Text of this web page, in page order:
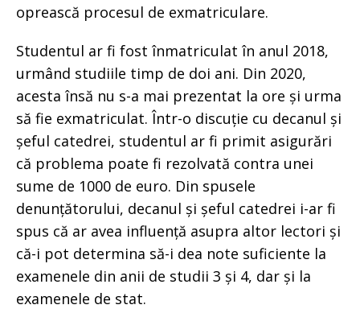
oprească procesul de exmatriculare.
Studentul ar fi fost înmatriculat în anul 2018,
urmând studiile timp de doi ani. Din 2020,
acesta însă nu s-a mai prezentat la ore și urma
să fie exmatriculat. Într-o discuție cu decanul și
șeful catedrei, studentul ar fi primit asigurări
că problema poate fi rezolvată contra unei
sume de 1000 de euro. Din spusele
denunțătorului, decanul și șeful catedrei i-ar fi
spus că ar avea influență asupra altor lectori și
că-i pot determina să-i dea note suficiente la
examenele din anii de studii 3 și 4, dar și la
examenele de stat.